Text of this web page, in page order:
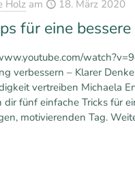
Holz am 18. März 2020
für eine
verbessern – Klarer
vertreiben Michaela
dir fünf einfache Tricks für
motivierenden Tag.